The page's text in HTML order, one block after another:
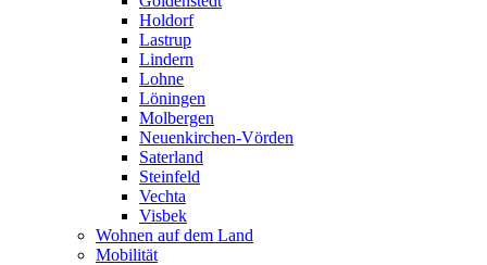
Holdorf
Lastrup
Lindern
Lohne
Löningen
Molbergen
Neuenkirchen-Vörden
Saterland
Steinfeld
Vechta
Visbek
Wohnen auf dem Land
Mobilität